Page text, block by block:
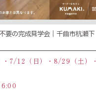
要の完成見学会｜千曲市杭瀬下
7/12（日）・8/29（土）・